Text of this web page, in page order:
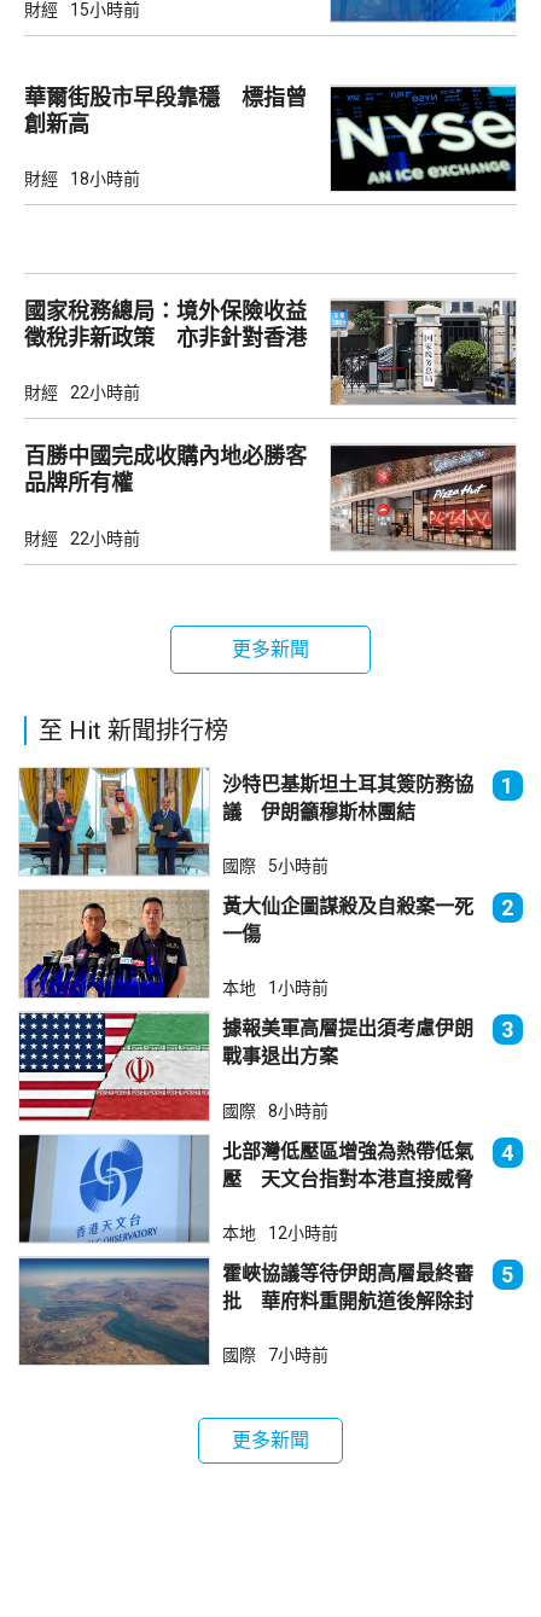
財經 15小時前
華爾街股市早段靠穩 標指曾
創新高
財經 18小時前
國家稅務總局：境外保險收益
徵稅非新政策 亦非針對香港
財經 22小時前
百勝中國完成收購內地必勝客
品牌所有權
財經 22小時前
更多新聞
至 Hit 新聞排行榜
沙特巴基斯坦土耳其簽防務協
議 伊朗籲穆斯林團結
1
國際 5小時前
黃大仙企圖謀殺及自殺案一死
一傷
2
本地 1小時前
據報美軍高層提出須考慮伊朗
戰事退出方案
3
國際 8小時前
北部灣低壓區增強為熱帶低氣
壓 天文台指對本港直接威脅
4
本地 12小時前
霍峽協議等待伊朗高層最終審
批 華府料重開航道後解除封
5
國際 7小時前
更多新聞